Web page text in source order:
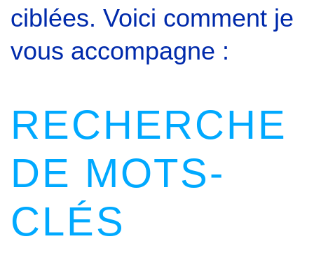
ciblées. Voici comment je
vous accompagne :
RECHERCHE
DE MOTS-
CLÉS